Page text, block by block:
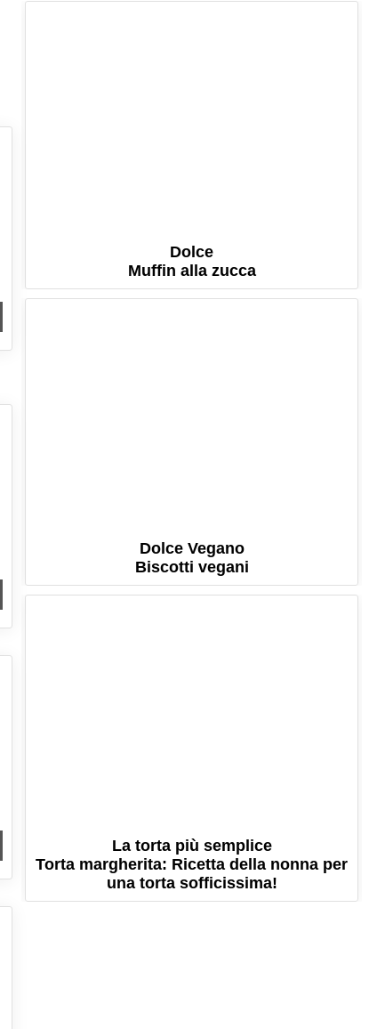
Dolce
Muffin alla zucca
Dolce Vegano
Biscotti vegani
La torta più semplice
Torta margherita: Ricetta della nonna per
una torta sofficissima!